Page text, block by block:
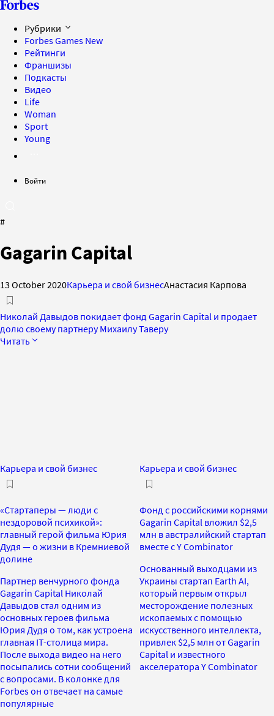
Рубрики
Forbes Games New
Рейтинги
Франшизы
Подкасты
Видео
Life
Woman
Sport
Young
Войти
#
Gagarin Capital
13 October 2020Карьера и свой бизнесАнастасия Карпова
Николай Давыдов покидает фонд Gagarin Capital и продает
долю своему партнеру Михаилу Таверу
Читать
Карьера и свой бизнес
«Стартаперы — люди с
нездоровой психикой»:
главный герой фильма Юрия
Дудя — о жизни в Кремниевой
долине
Партнер венчурного фонда
Gagarin Capital Николай
Давыдов стал одним из
основных героев фильма
Юрия Дудя о том, как устроена
главная IT-cтолица мира.
После выхода видео на него
посыпались сотни сообщений
с вопросами. В колонке для
Forbes он отвечает на самые
популярные
Карьера и свой бизнес
Фонд с российскими корнями
Gagarin Capital вложил $2,5
млн в австралийский стартап
вместе с Y Combinator
Основанный выходцами из
Украины стартап Earth AI,
который первым открыл
месторождение полезных
ископаемых с помощью
искусственного интеллекта,
привлек $2,5 млн от Gagarin
Capital и известного
акселератора Y Combinator